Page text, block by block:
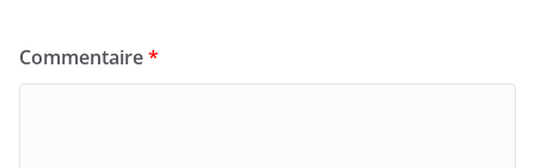
Commentaire*